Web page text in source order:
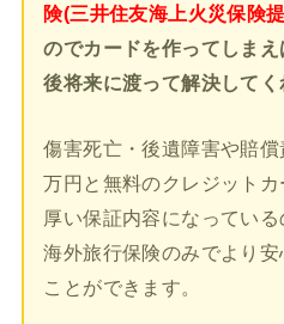
険(三井住友海上火災保険
のでカードを作ってしま
後将来に渡って解決してく
傷害死亡・後遺障害や賠
万円と無料のクレジット
厚い保証内容になっている
海外旅行保険のみでより安
ことができます。